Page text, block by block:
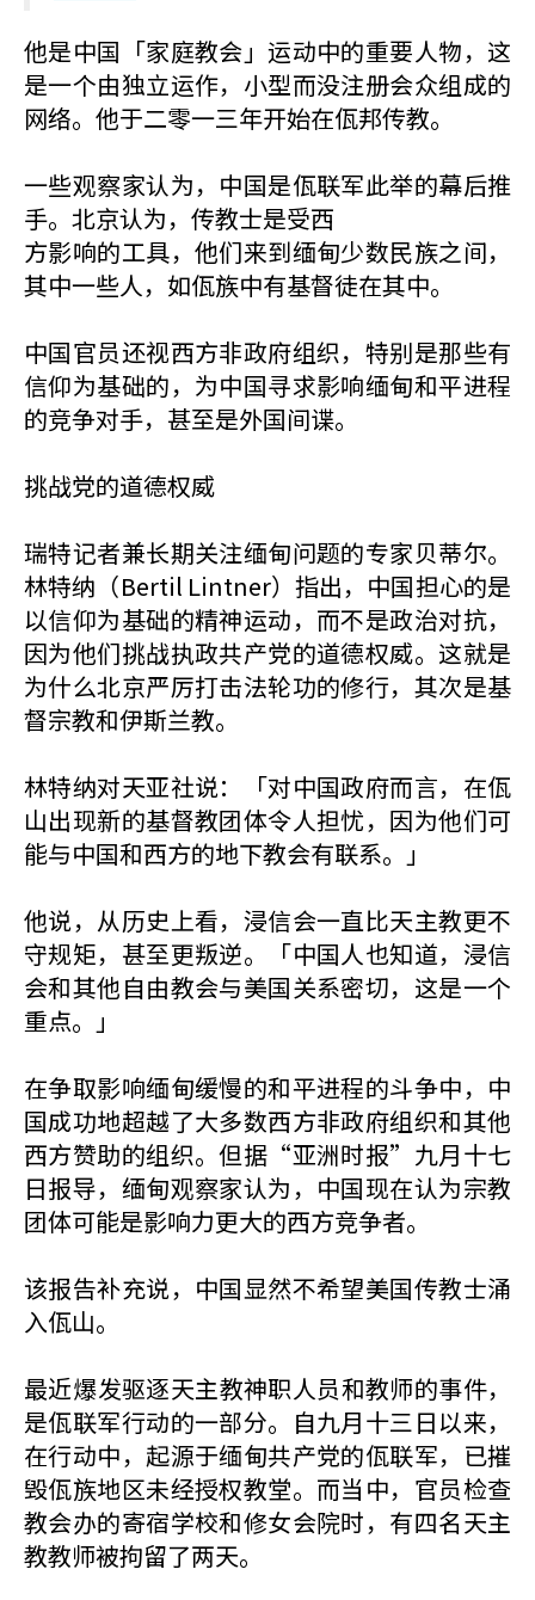
他是中国「家庭教会」运动中的重要人物，这
是一个由独立运作，小型而没注册会众组成的
网络。他于二零一三年开始在佤邦传教。
一些观察家认为，中国是佤联军此举的幕后推
手。北京认为，传教士是受西
方影响的工具，他们来到缅甸少数民族之间，
其中一些人，如佤族中有基督徒在其中。
中国官员还视西方非政府组织，特别是那些有
信仰为基础的，为中国寻求影响缅甸和平进程
的竞争对手，甚至是外国间谍。
挑战党的道德权威
瑞特记者兼长期关注缅甸问题的专家贝蒂尔。
林特纳（Bertil Lintner）指出，中国担心的是
以信仰为基础的精神运动，而不是政治对抗，
因为他们挑战执政共产党的道德权威。这就是
为什么北京严厉打击法轮功的修行，其次是基
督宗教和伊斯兰教。
林特纳对天亚社说：「对中国政府而言，在佤
山出现新的基督教团体令人担忧，因为他们可
能与中国和西方的地下教会有联系。」
他说，从历史上看，浸信会一直比天主教更不
守规矩，甚至更叛逆。「中国人也知道，浸信
会和其他自由教会与美国关系密切，这是一个
重点。」
在争取影响缅甸缓慢的和平进程的斗争中，中
国成功地超越了大多数西方非政府组织和其他
西方赞助的组织。但据“亚洲时报”九月十七
日报导，缅甸观察家认为，中国现在认为宗教
团体可能是影响力更大的西方竞争者。
该报告补充说，中国显然不希望美国传教士涌
入佤山。
最近爆​​发驱逐天主教神职人员和教师的事件，
是佤联军行动的一部分。自九月十三日以来，
在行动中，起源于缅甸共产党的佤联军，已摧
毁佤族地区未经授权教堂。而当中，官员检查
教会办的寄宿学校和修女会院时，有四名天主
教教师被拘留了两天。